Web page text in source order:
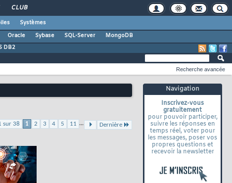
CLUB
Systèmes
Oracle Sybase SQL-Server
MongoDB
DB2
Recherche avancée
Navigation
Inscrivez-vous
gratuitement
pour pouvoir participer,
suivre les réponses en
temps réel, voter pour
les messages, poser vos
propres questions et
recevoir la newsletter
sur 38 1 2 3 4 5 11 ... Dernière